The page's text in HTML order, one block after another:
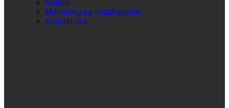
Galleri
Montering og Installasjoner
Kontakt oss